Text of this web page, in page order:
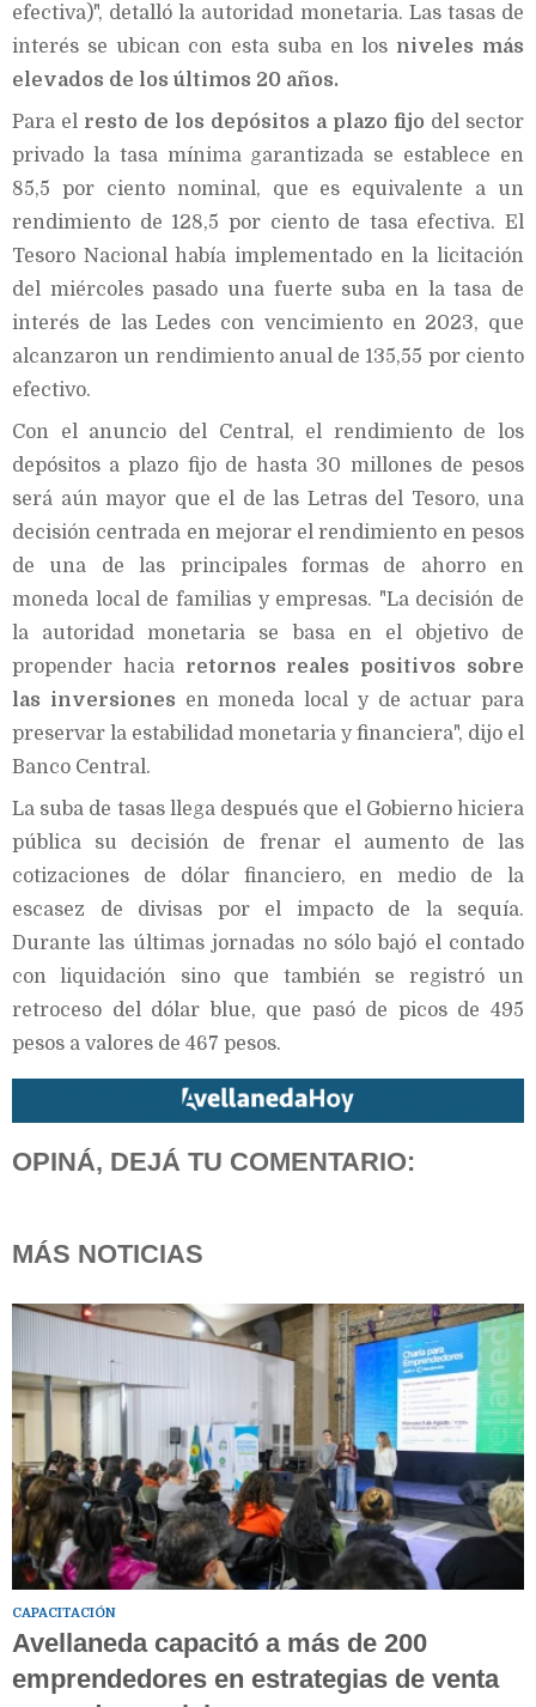
efectiva)", detalló la autoridad monetaria. Las tasas de
interés se ubican con esta suba en los niveles más
elevados de los últimos 20 años.
Para el resto de los depósitos a plazo fijo del sector
privado la tasa mínima garantizada se establece en
85,5 por ciento nominal, que es equivalente a un
rendimiento de 128,5 por ciento de tasa efectiva. El
Tesoro Nacional había implementado en la licitación
del miércoles pasado una fuerte suba en la tasa de
interés de las Ledes con vencimiento en 2023, que
alcanzaron un rendimiento anual de 135,55 por ciento
efectivo.
Con el anuncio del Central, el rendimiento de los
depósitos a plazo fijo de hasta 30 millones de pesos
será aún mayor que el de las Letras del Tesoro, una
decisión centrada en mejorar el rendimiento en pesos
de una de las principales formas de ahorro en
moneda local de familias y empresas. "La decisión de
la autoridad monetaria se basa en el objetivo de
propender hacia retornos reales positivos sobre
las inversiones en moneda local y de actuar para
preservar la estabilidad monetaria y financiera", dijo el
Banco Central.
La suba de tasas llega después que el Gobierno hiciera
pública su decisión de frenar el aumento de las
cotizaciones de dólar financiero, en medio de la
escasez de divisas por el impacto de la sequía.
Durante las últimas jornadas no sólo bajó el contado
con liquidación sino que también se registró un
retroceso del dólar blue, que pasó de picos de 495
pesos a valores de 467 pesos.
OPINÁ, DEJÁ TU COMENTARIO:
MÁS NOTICIAS
CAPACITACIÓN
Avellaneda capacitó a más de 200
emprendedores en estrategias de venta